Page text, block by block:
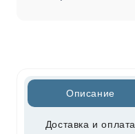
Описание
Доставка и оплата